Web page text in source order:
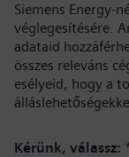
Siemens Energy-
véglegesítésére.
adataid
összes releváns
esélyeid, hogy a
Kérünk, válassz: